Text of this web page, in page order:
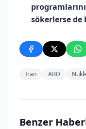
sökerlerse de
İran ABD
Benzer